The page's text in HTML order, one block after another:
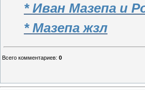
* Иван Мазепа и
* Мазепа жзл
Всего комментариев: 0